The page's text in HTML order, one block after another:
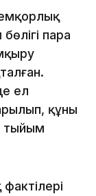
пара
ел
құны
тыйым